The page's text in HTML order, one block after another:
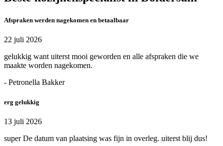
Afspraken werden nagekomen en betaalbaar
22 juli 2026
gelukkig want uiterst mooi geworden en alle afspraken die we
maakte worden nagekomen.
- Petronella Bakker
erg gelukkig
13 juli 2026
super De datum van plaatsing was fijn in overleg. uiterst blij dus!